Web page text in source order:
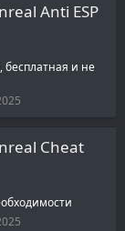
Anti ESP
бесплатная и не
Cheat